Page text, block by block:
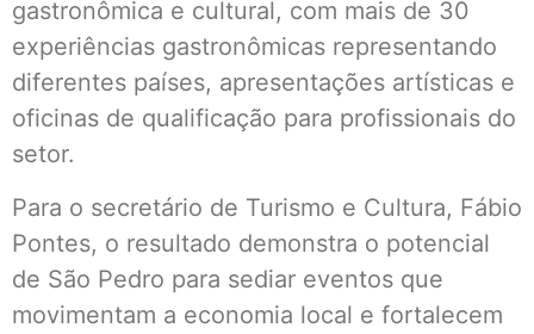
gastronômica e cultural, com mais de 30
experiências gastronômicas representando
diferentes países, apresentações artísticas e
oficinas de qualificação para profissionais do
setor.
Para o secretário de Turismo e Cultura, Fábio
Pontes, o resultado demonstra o potencial
de São Pedro para sediar eventos que
movimentam a economia local e fortalecem